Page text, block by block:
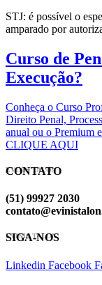
STJ: é possível o
amparado por
Curso de
Execução?
Conheça o Curso
Direito Penal,
anual ou o Premium
CLIQUE AQUI
EVINIS TALON
CONTATO
(51) 99927 2030
EVINIS TALON
SIGA-NOS
Linkedin Facebook